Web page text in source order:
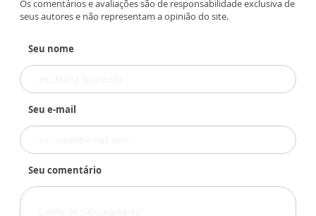
Os comentários e avaliações são de responsabilidade exclusiva de
seus autores e não representam a opinião do site.
Seu nome
Seu e-mail
Seu comentário